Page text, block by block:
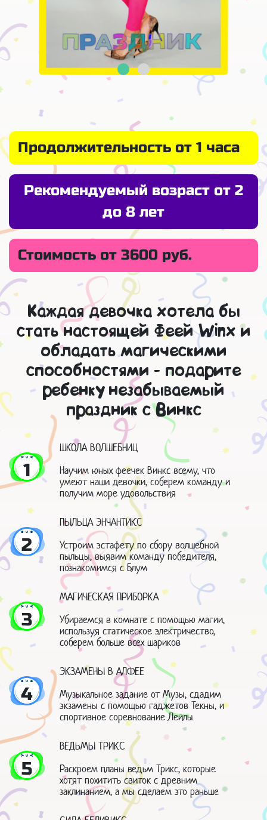
Продолжительность от 1 часа
Рекомендуемый возраст от 2
до 8 лет
Стоимость от 3600 руб.
Каждая девочка хотела бы
стать настоящей Феей Winx и
обладать магическими
способностями - подарите
ребенку незабываемый
праздник с Винкс
1
ШКОЛА ВОЛШЕБНИЦ
Научим юных феечек Винкс всему, что
умеют наши девочки, соберем команду и
получим море удовольствия
2
ПЫЛЬЦА ЭНЧАНТИКС
Устроим эстафету по сбору волшебной
пыльцы, выявим команду победителя,
познакомимся с Блум
3
МАГИЧЕСКАЯ ПРИБОРКА
Убираемся в комнате с помощью магии,
используя статическое электричество,
соберем больше всех шариков
4
ЭКЗАМЕНЫ В АЛФЕЕ
Музыкальное задание от Музы, сдадим
экзамены с помощью гаджетов Текны, и
спортивное соревнование Лейлы
5
ВЕДЬМЫ ТРИКС
Раскроем планы ведьм Трикс, которые
хотят похитить свиток с древним
заклинанием, а мы сделаем это раньше